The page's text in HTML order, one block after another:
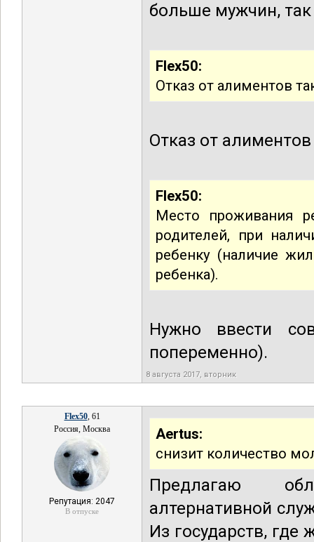
больше мужчин, так
Flex50:
Отказ от алиментов
Отказ от
Flex50:
Место проживания
родителей, при
ребенку (наличие
ребенка).
Нужно ввести
попеременно).
8 августа 2017, вторник
Flex50, 61
Россия, Москва
Репутация: 2047
В отпуске
Aertus:
снизит количество
Предлагаю
алтернативной
Из государств,